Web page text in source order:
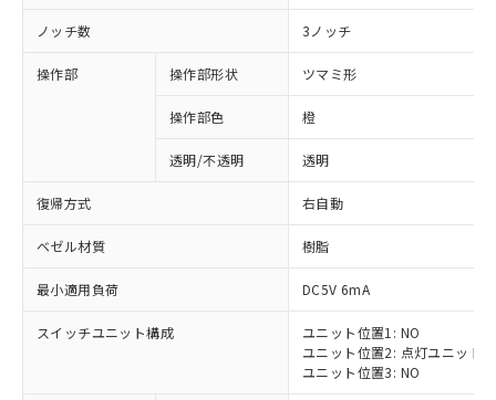
ノッチ数 3ノッチ
操作部 操作部形状 ツマミ形
操作部色 橙
透明/不透明 透明
復帰方式 右自動
ベゼル材質 樹脂
最小適用負荷 DC5V 6mA
スイッチユニット構成
ユニット位置1: NO
ユニット位置2: 点灯ユニット
ユニット位置3: NO